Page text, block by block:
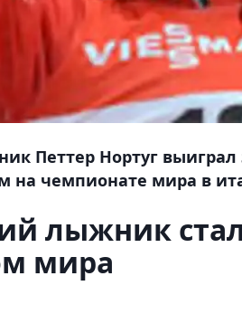
Петтер Нортуг выиграл
на чемпионате мира в
лыжник
мира